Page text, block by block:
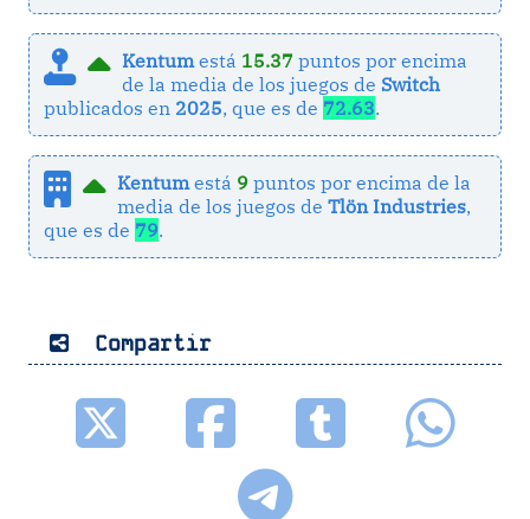
Kentumestá 15.37 puntos por encima
de la media de los juegos de Switch
publicados en 2025, que es de 72.63.
Kentumestá 9 puntos por encima de la
media de los juegos deTlön Industries,
que es de 79.
Compartir